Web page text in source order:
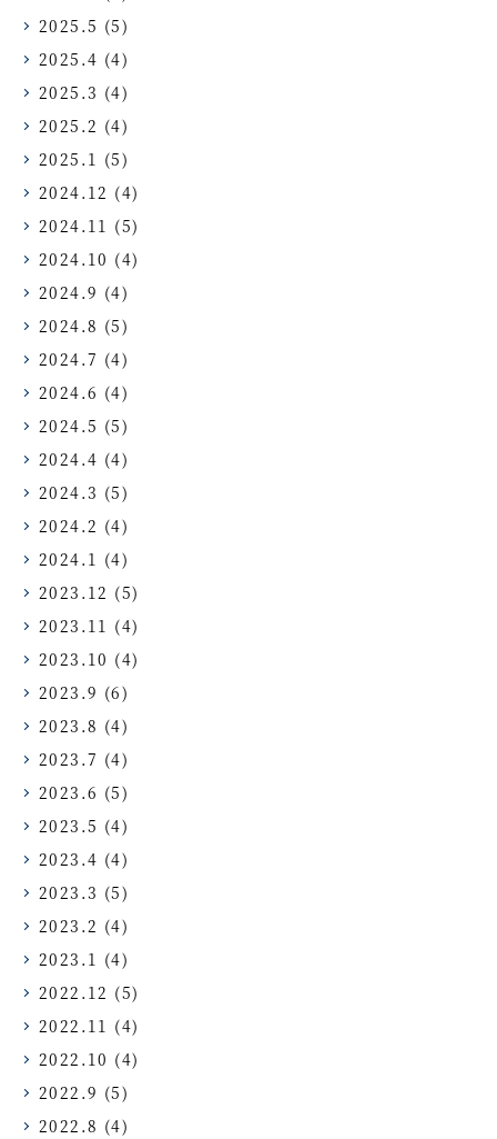
2025.5 (5)
2025.4 (4)
2025.3 (4)
2025.2 (4)
2025.1 (5)
2024.12 (4)
2024.11 (5)
2024.10 (4)
2024.9 (4)
2024.8 (5)
2024.7 (4)
2024.6 (4)
2024.5 (5)
2024.4 (4)
2024.3 (5)
2024.2 (4)
2024.1 (4)
2023.12 (5)
2023.11 (4)
2023.10 (4)
2023.9 (6)
2023.8 (4)
2023.7 (4)
2023.6 (5)
2023.5 (4)
2023.4 (4)
2023.3 (5)
2023.2 (4)
2023.1 (4)
2022.12 (5)
2022.11 (4)
2022.10 (4)
2022.9 (5)
2022.8 (4)